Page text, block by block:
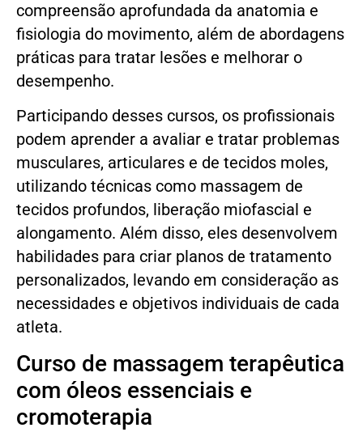
compreensão aprofundada da anatomia e
fisiologia do movimento, além de abordagens
práticas para tratar lesões e melhorar o
desempenho.
Participando desses cursos, os profissionais
podem aprender a avaliar e tratar problemas
musculares, articulares e de tecidos moles,
utilizando técnicas como massagem de
tecidos profundos, liberação miofascial e
alongamento. Além disso, eles desenvolvem
habilidades para criar planos de tratamento
personalizados, levando em consideração as
necessidades e objetivos individuais de cada
atleta.
Curso de massagem terapêutica
com óleos essenciais e
cromoterapia